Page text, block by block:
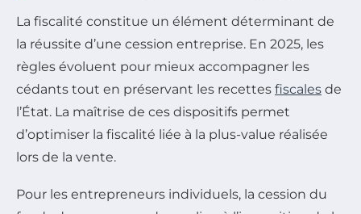
La fiscalité constitue un élément déterminant de
la réussite d’une cession entreprise. En 2025, les
règles évoluent pour mieux accompagner les
cédants tout en préservant les recettes fiscales de
l’État. La maîtrise de ces dispositifs permet
d’optimiser la fiscalité liée à la plus-value réalisée
lors de la vente.
Pour les entrepreneurs individuels, la cession du